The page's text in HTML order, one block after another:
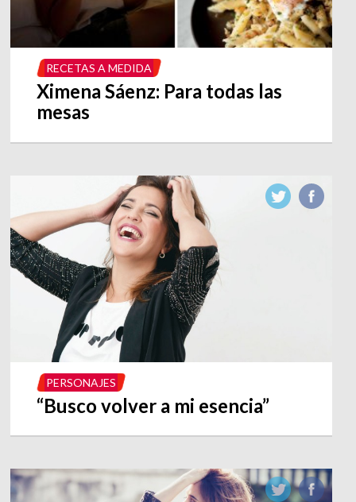
RECETAS A MEDIDA
Ximena Sáenz: Para todas las
mesas
PERSONAJES
“Busco volver a mi esencia”